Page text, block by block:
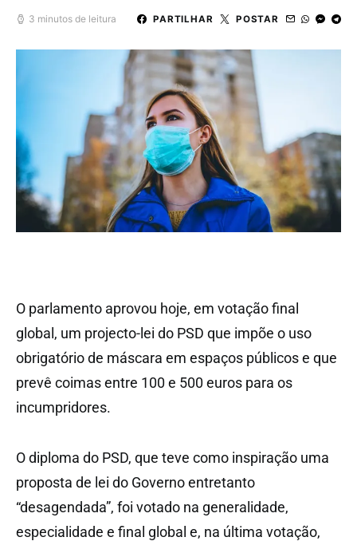
3 minutos de leitura PARTILHAR POSTAR
O parlamento aprovou hoje, em votação final
global, um projecto-lei do PSD que impõe o uso
obrigatório de máscara em espaços públicos e que
prevê coimas entre 100 e 500 euros para os
incumpridores.
O diploma do PSD, que teve como inspiração uma
proposta de lei do Governo entretanto
“desagendada”, foi votado na generalidade,
especialidade e final global e, na última votação,